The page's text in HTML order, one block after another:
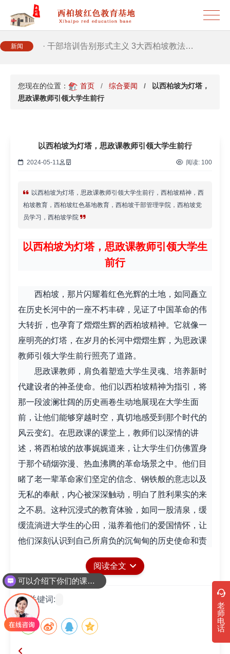
新闻
· 西柏坡红色党建培训获98%干部点赞，…
· 干部培训破解走过场 西柏坡红色教育…
· 新时代干部培训筑牢理想信念，探秘西…
· 干部培训告别形式主义 3大西柏坡教法…
· 西柏坡红色党建培训获98%干部点赞，…
· 干部培训破解走过场 西柏坡红色教育…
· 2026年干部培训提质增效三大路径，揭…
· 2026年干部培训提质增效三大路径，揭…
· 筑牢新时代干部信仰根基 西柏坡3招给…
· 新时代干部培训筑牢理想信念，探秘西…
· 干部培训告别形式主义 3大西柏坡教法…
您现在的位置： 首页 综合要闻
以西柏坡为灯塔，
思政课教师引领大学生前行
以西柏坡为灯塔，思政课教师引领大学生前行
2024-05-11 阅读: 100
以西柏坡为灯塔，思政课教师引领大学生前行，西柏坡精神，西
柏坡教育，西柏坡红色基地教育，西柏坡干部管理学院，西柏坡党
员学习，西柏坡学院
以西柏坡为灯塔，思政课教师引领大学生
前行
西柏坡，那片闪耀着红色光辉的土地，如同矗立
在历史长河中的一座不朽丰碑，见证了中国革命的伟
大转折，也孕育了熠熠生辉的西柏坡精神。它就像一
座明亮的灯塔， 在岁月的长河中熠熠生辉，为思政课
教师引领大学生前行照亮了道路。
思政课教师，肩负着塑造大学生灵魂、培养新时
代建设者的神圣使命。他们以西柏坡精神为指引，将
那一段波澜壮阔的历史画卷生动地展现在大学生面
前，让他们能够穿越时空，真切地感受到那个时代的
风云变幻。在思政课的课堂上，教师们以深情的讲
述，将西柏坡的故事娓娓道来，让大学生们仿佛置身
于那个硝烟弥漫、热血沸腾的革命场景之中。他们目
睹了老一辈革命家们坚定的信念、钢铁般的意志以及
无私的奉献，内心被深深触动，明白了胜利果实的来
之不易。这种沉浸式的教育体验，如同一股清泉，缓
缓流淌进大学生的心田，滋养着他们的爱国情怀，让
他们深刻认识到自己所肩负的沉甸甸的历史使命和责
西柏坡精神所蕴含的艰苦奋斗、敢于担当的品
质，如同一座巍峨的山峰，矗立在思政课教师引领大
学生的道路上。教师们通过一个个鲜活的事例、一段
段真实的历史，向大学生们展现了先辈们在艰难困苦
的环境中如何顽强拼搏、砥砺前行。他们鼓励大学生
在面对困难与挑战时，要保持坚韧不拔的毅力，勇敢
阅读全文
关键词:
老
师
电
话
可以介绍下你们的课程吗？